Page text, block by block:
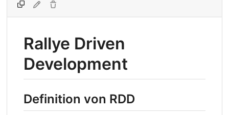
Rallye Driven
Development
Definition von RDD